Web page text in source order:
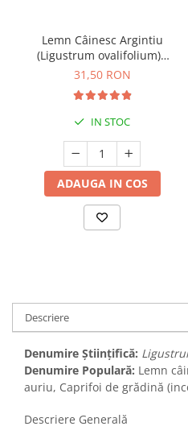
Lemn Câinesc Argintiu
(Ligustrum ovalifolium) -
40cm
31,50 RON
IN STOC
ADAUGA IN COS
Descriere
Denumire Științifică:
Denumire Populară: Lemn
auriu, Caprifoi de grădină
Descriere Generală